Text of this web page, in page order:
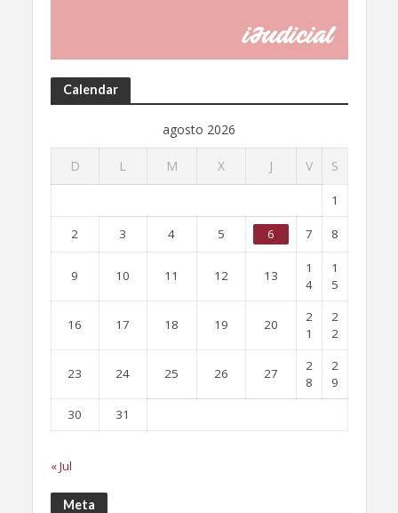
Calendar
agosto 2026
D L M X J V S
1
2 3 4 5 6 7 8
9 10 11 12 13
1
4
1
5
16 17 18 19 20
2
1
2
2
23 24 25 26 27
2
8
2
9
30
31
« Jul
Meta